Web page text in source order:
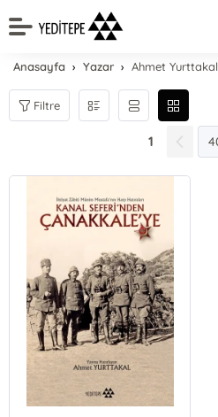
Anasayfa Yazar Ahmet Yurttakal
Filtre
1